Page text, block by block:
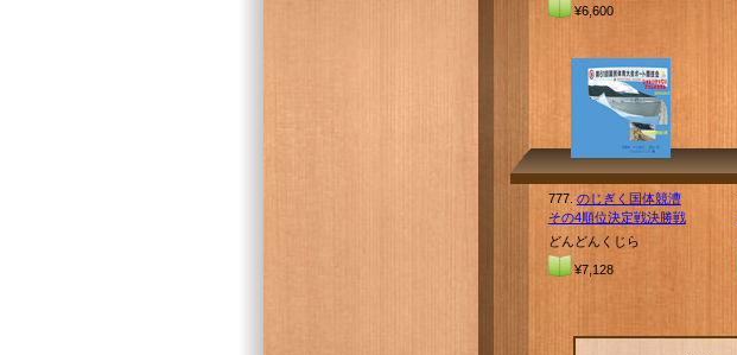
¥6,600
777. のじぎく国体競漕
その4順位決定戦決勝戦
どんどんくじら
¥7,128